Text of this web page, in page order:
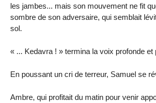
les jambes... mais son mouvement ne fit
sombre de son adversaire, qui semblait
sol.
« ... Kedavra ! » termina la voix profonde et
En poussant un cri de terreur, Samuel se
Ambre, qui profitait du matin pour venir